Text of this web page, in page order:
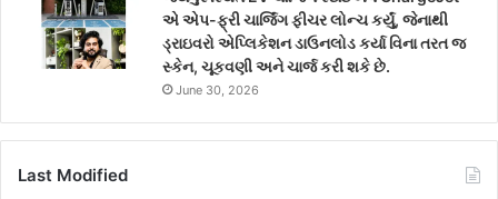
એ એપ-ફ્રી ચાર્જિંગ ફીચર લોન્ચ કર્યું, જેનાથી
ડ્રાઇવરો એપ્લિકેશન ડાઉનલોડ કર્યા વિના તરત જ
સ્કેન, ચૂકવણી અને ચાર્જ કરી શકે છે.
June 30, 2026
Last Modified